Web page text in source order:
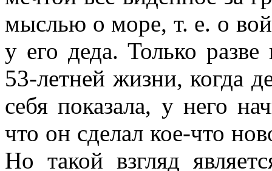
мыслью о море, т. е. о
у его деда. Только разве
53-летней жизни, когда
себя показала, у него
что он сделал кое-что
Но такой взгляд